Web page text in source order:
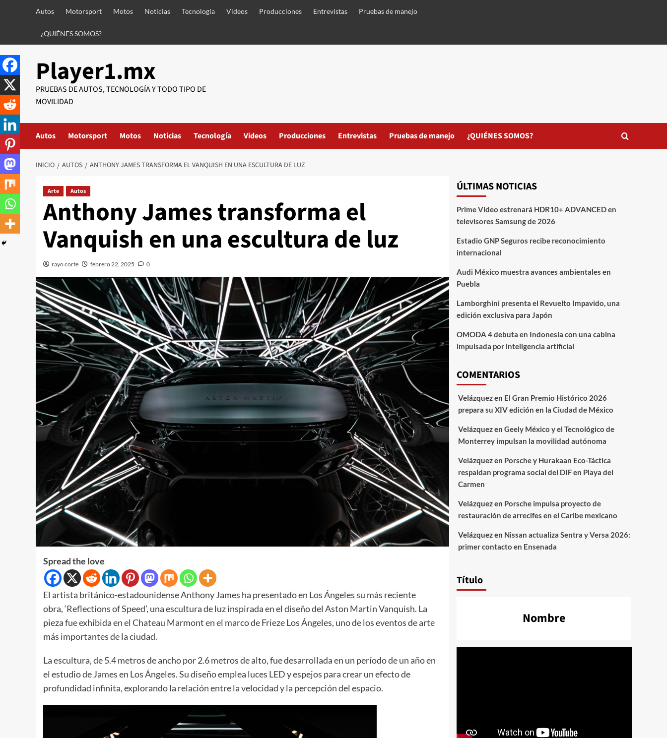
Autos Motorsport Motos Noticias Tecnología Videos Producciones Entrevistas Pruebas de manejo
¿QUIÉNES SOMOS?
Player1.mx
PRUEBAS DE AUTOS, TECNOLOGÍA Y TODO TIPO DE
MOVILIDAD
Autos Motorsport Motos Noticias Tecnología Videos Producciones Entrevistas Pruebas de manejo ¿QUIÉNES SOMOS?
INICIO AUTOS ANTHONY JAMES TRANSFORMA EL VANQUISH EN UNA ESCULTURA DE LUZ
Arte Autos
Anthony James transforma el
Vanquish en una escultura de luz
rayo corte febrero 22, 2025 0
Spread the love
El artista británico-estadounidense Anthony James ha presentado en Los Ángeles su más reciente
obra, ‘Reflections of Speed’, una escultura de luz inspirada en el diseño del Aston Martin Vanquish. La
pieza fue exhibida en el Chateau Marmont en el marco de Frieze Los Ángeles, uno de los eventos de arte
más importantes de la ciudad.
La escultura, de 5.4 metros de ancho por 2.6 metros de alto, fue desarrollada en un período de un año en
el estudio de James en Los Ángeles. Su diseño emplea luces LED y espejos para crear un efecto de
profundidad infinita, explorando la relación entre la velocidad y la percepción del espacio.
ÚLTIMAS NOTICIAS
Prime Video estrenará HDR10+ ADVANCED en
televisores Samsung de 2026
Estadio GNP Seguros recibe reconocimiento
internacional
Audi México muestra avances ambientales en
Puebla
Lamborghini presenta el Revuelto Impavido, una
edición exclusiva para Japón
OMODA 4 debuta en Indonesia con una cabina
impulsada por inteligencia artificial
COMENTARIOS
Velázquezen El Gran Premio Histórico 2026
prepara su XIV edición en la Ciudad de México
Velázquezen Geely México y el Tecnológico de
Monterrey impulsan la movilidad autónoma
Velázquezen Porsche y Hurakaan Eco-Táctica
respaldan programa social del DIF en Playa del
Carmen
Velázquezen Porsche impulsa proyecto de
restauración de arrecifes en el Caribe mexicano
Velázquezen Nissan actualiza Sentra y Versa 2026:
primer contacto en Ensenada
Título
Nombre